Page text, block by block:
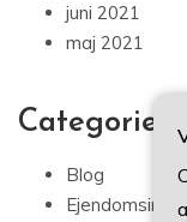
juni 2021
maj 2021
Categories
Blog